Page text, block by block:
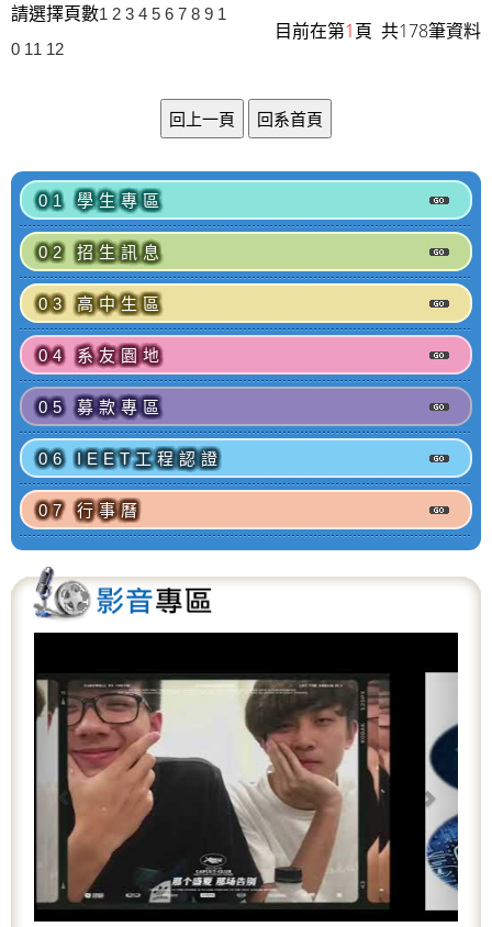
請選擇頁數1 2 3 4 5 6 7 8 9 1
0 11 12
目前在第1頁 共178筆資料
01 學生專區
02 招生訊息
03 高中生區
04 系友園地
05 募款專區
06 IEET工程認證
07 行事曆
r
e
v
i
o
u